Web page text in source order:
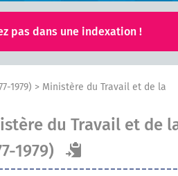
pas dans une indexation !
1979) > Ministère du Travail et de la
du Travail et de
1979)